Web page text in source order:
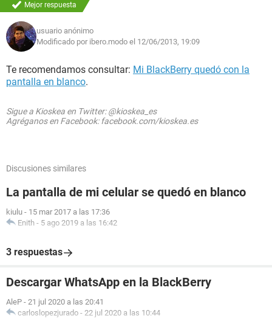
Mejor respuesta
usuario anónimo
Modificado por ibero.modo el 12/06/2013, 19:09
Te recomendamos consultar: Mi BlackBerry quedó con la
pantalla en blanco.
Sigue a Kioskea en Twitter: @kioskea_es
Agréganos en Facebook: facebook.com/kioskea.es
Discusiones similares
La pantalla de mi celular se quedó en blanco
kiulu - 15 mar 2017 a las 17:36
Enith - 5 ago 2019 a las 16:42
3 respuestas
Descargar WhatsApp en la BlackBerry
AleP - 21 jul 2020 a las 20:41
carloslopezjurado - 22 jul 2020 a las 10:44